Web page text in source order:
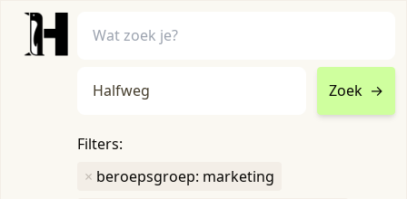
Zoek →
Filters:
× beroepsgroep: marketing